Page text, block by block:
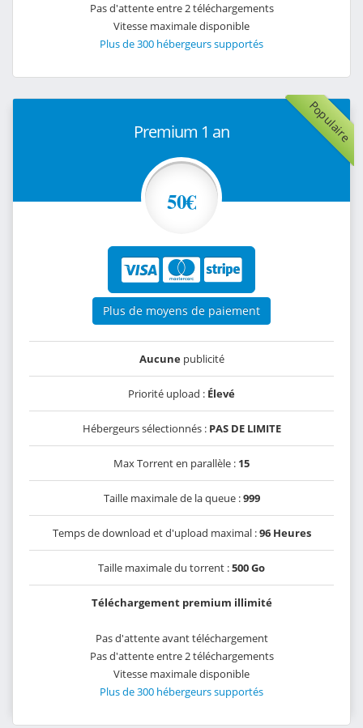
Pas d'attente entre 2 téléchargements
Vitesse maximale disponible
Plus de 300 hébergeurs supportés
Populaire
Premium 1 an
50€
Plus de moyens de paiement
Aucunepublicité
Priorité upload : Élevé
Hébergeurs sélectionnés : PAS DE LIMITE
Max Torrent en parallèle : 15
Taille maximale de la queue :999
Temps de download et d'upload maximal :96 Heures
Taille maximale du torrent :500 Go
Téléchargement premium illimité
Pas d'attente avant téléchargement
Pas d'attente entre 2 téléchargements
Vitesse maximale disponible
Plus de 300 hébergeurs supportés